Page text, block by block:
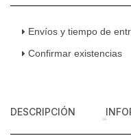
Slim
Line
11.3
Envíos y tiempo de
Confirmar existencias
DESCRIPCIÓN